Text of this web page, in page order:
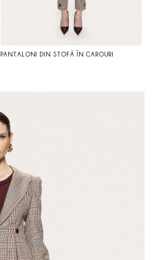
PANTALONI DIN STOFĂ ÎN CAROURI